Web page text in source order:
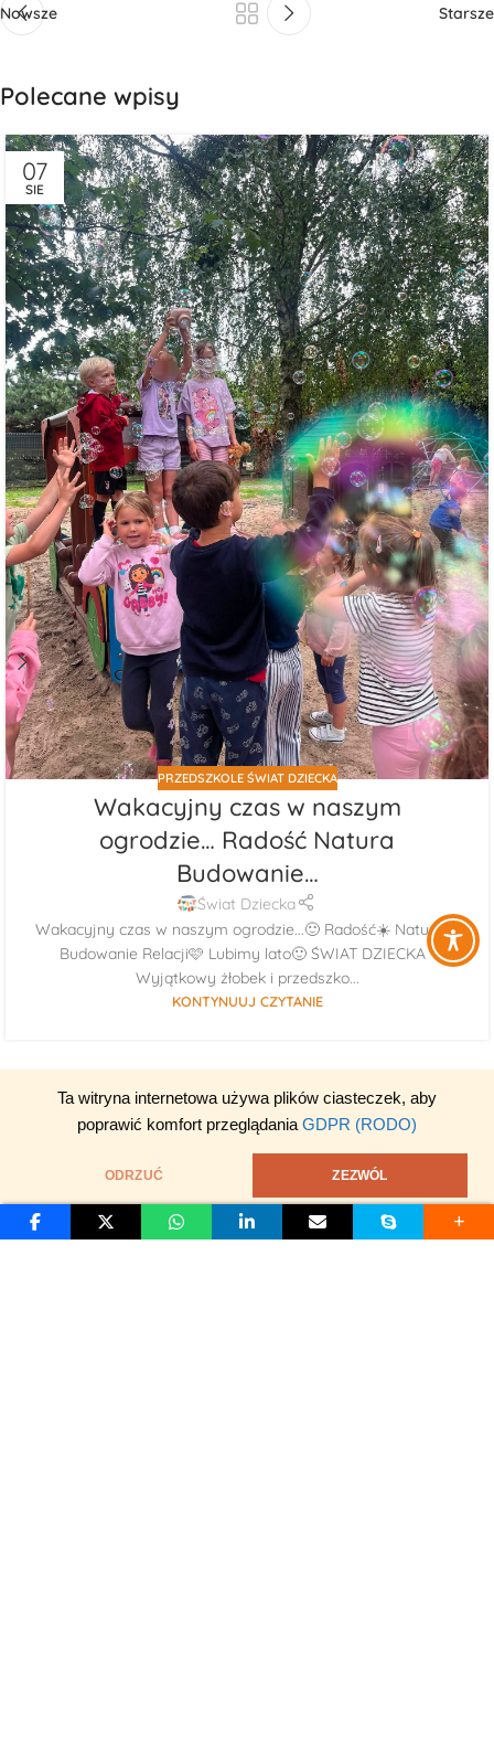
Ta witryna internetowa używa plików ciasteczek, aby
poprawić komfort przeglądania GDPR (RODO)
ODRZUĆ ZEZWÓL
Nowsze Starsze
Polecane wpisy
07
SIE
PRZEDSZKOLE ŚWIAT DZIECKA
Wakacyjny czas w naszym
ogrodzie… Radość Natura
Budowanie…
Świat Dziecka
Wakacyjny czas w naszym ogrodzie...🙂 Radość☀️ Natura🌳
Budowanie Relacji🩷 Lubimy lato🙂 ŚWIAT DZIECKA -
Wyjątkowy żłobek i przedszko...
KONTYNUUJ CZYTANIE